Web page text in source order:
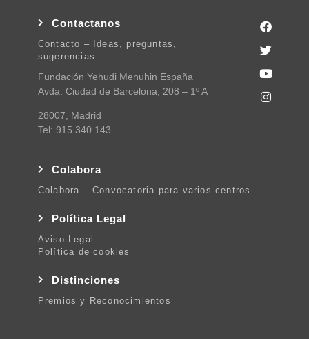
Contactanos
Contacto – Ideas, preguntas,
sugerencias…
Fundación Yehudi Menuhin España
Avda. Ciudad de Barcelona, 208 – 1º A
28007, Madrid
Tel: 915 340 143
Colabora
Colabora – Convocatoria para varios centros.
Política Legal
Aviso Legal
Política de cookies
Distinciones
Premios y Reconocimientos